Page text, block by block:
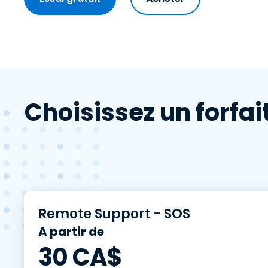
Choisissez un
Remote Support - SOS
A partir de
30CA$